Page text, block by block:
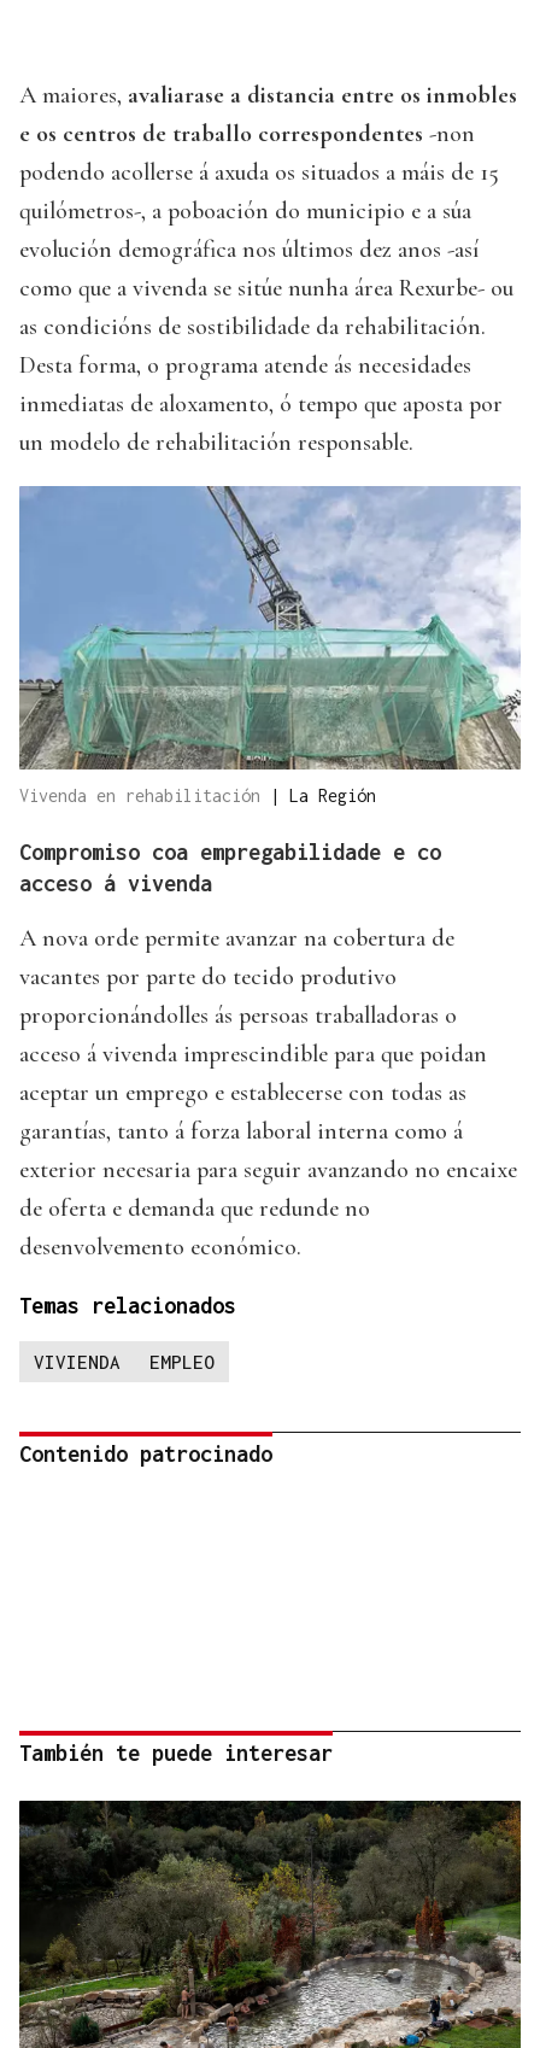
A maiores, avaliarase a distancia entre os inmobles
e os centros de traballo correspondentes -non
podendo acollerse á axuda os situados a máis de 15
quilómetros-, a poboación do municipio e a súa
evolución demográfica nos últimos dez anos -así
como que a vivenda se sitúe nunha área Rexurbe- ou
as condicións de sostibilidade da rehabilitación.
Desta forma, o programa atende ás necesidades
inmediatas de aloxamento, ó tempo que aposta por
un modelo de rehabilitación responsable.
Vivenda en rehabilitación | La Región
Compromiso coa empregabilidade e co
acceso á vivenda
A nova orde permite avanzar na cobertura de
vacantes por parte do tecido produtivo
proporcionándolles ás persoas traballadoras o
acceso á vivenda imprescindible para que poidan
aceptar un emprego e establecerse con todas as
garantías, tanto á forza laboral interna como á
exterior necesaria para seguir avanzando no encaixe
de oferta e demanda que redunde no
desenvolvemento económico.
Temas relacionados
VIVIENDA EMPLEO
Contenido patrocinado
También te puede interesar